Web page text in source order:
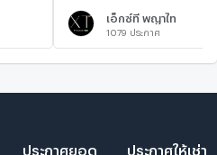
เอ็กซ์ที พญาไท
1079 ประกาศ
ประกาศยอด ประกาศให้เช่า